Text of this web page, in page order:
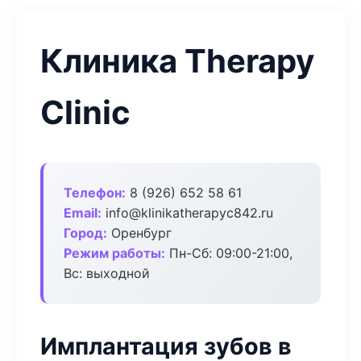
Клиника Therapy
Clinic
Телефон: 8 (926) 652 58 61
Email: info@klinikatherapyc842.ru
Город: Оренбург
Режим работы: Пн-Сб: 09:00-21:00,
Вс: выходной
Имплантация зубов в